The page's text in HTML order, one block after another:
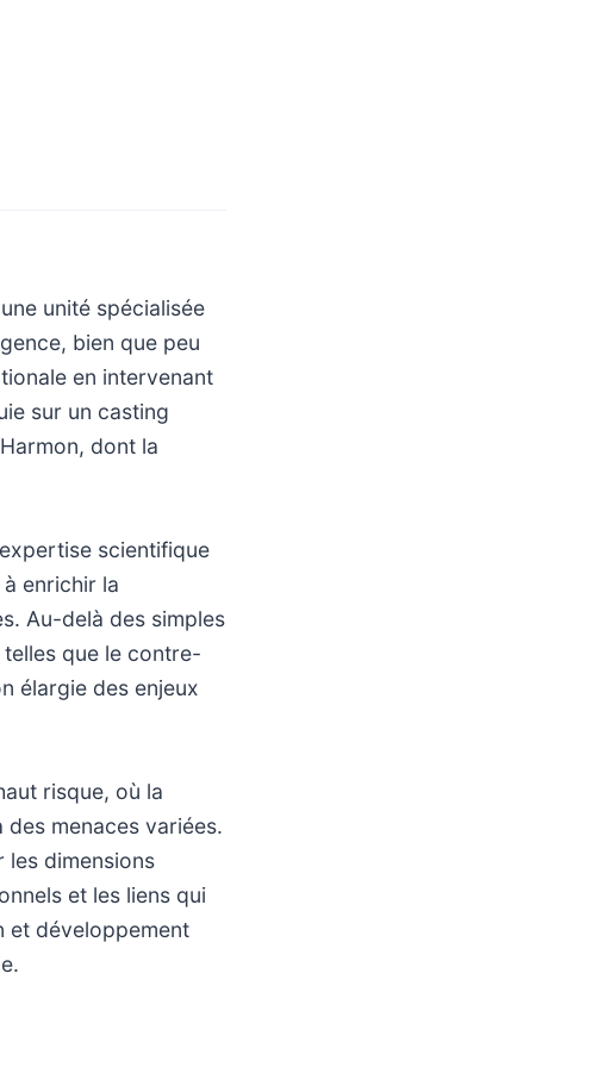
unité spécialisée
bien que peu
en intervenant
sur un casting
dont la
scientifique
enrichir la
Au-delà des simples
que le contre-
élargie des enjeux
risque, où la
menaces variées.
les dimensions
et les liens qui
et développement